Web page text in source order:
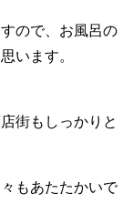
ので、お風呂の
います。
街もしっかりと
もあたたかいで